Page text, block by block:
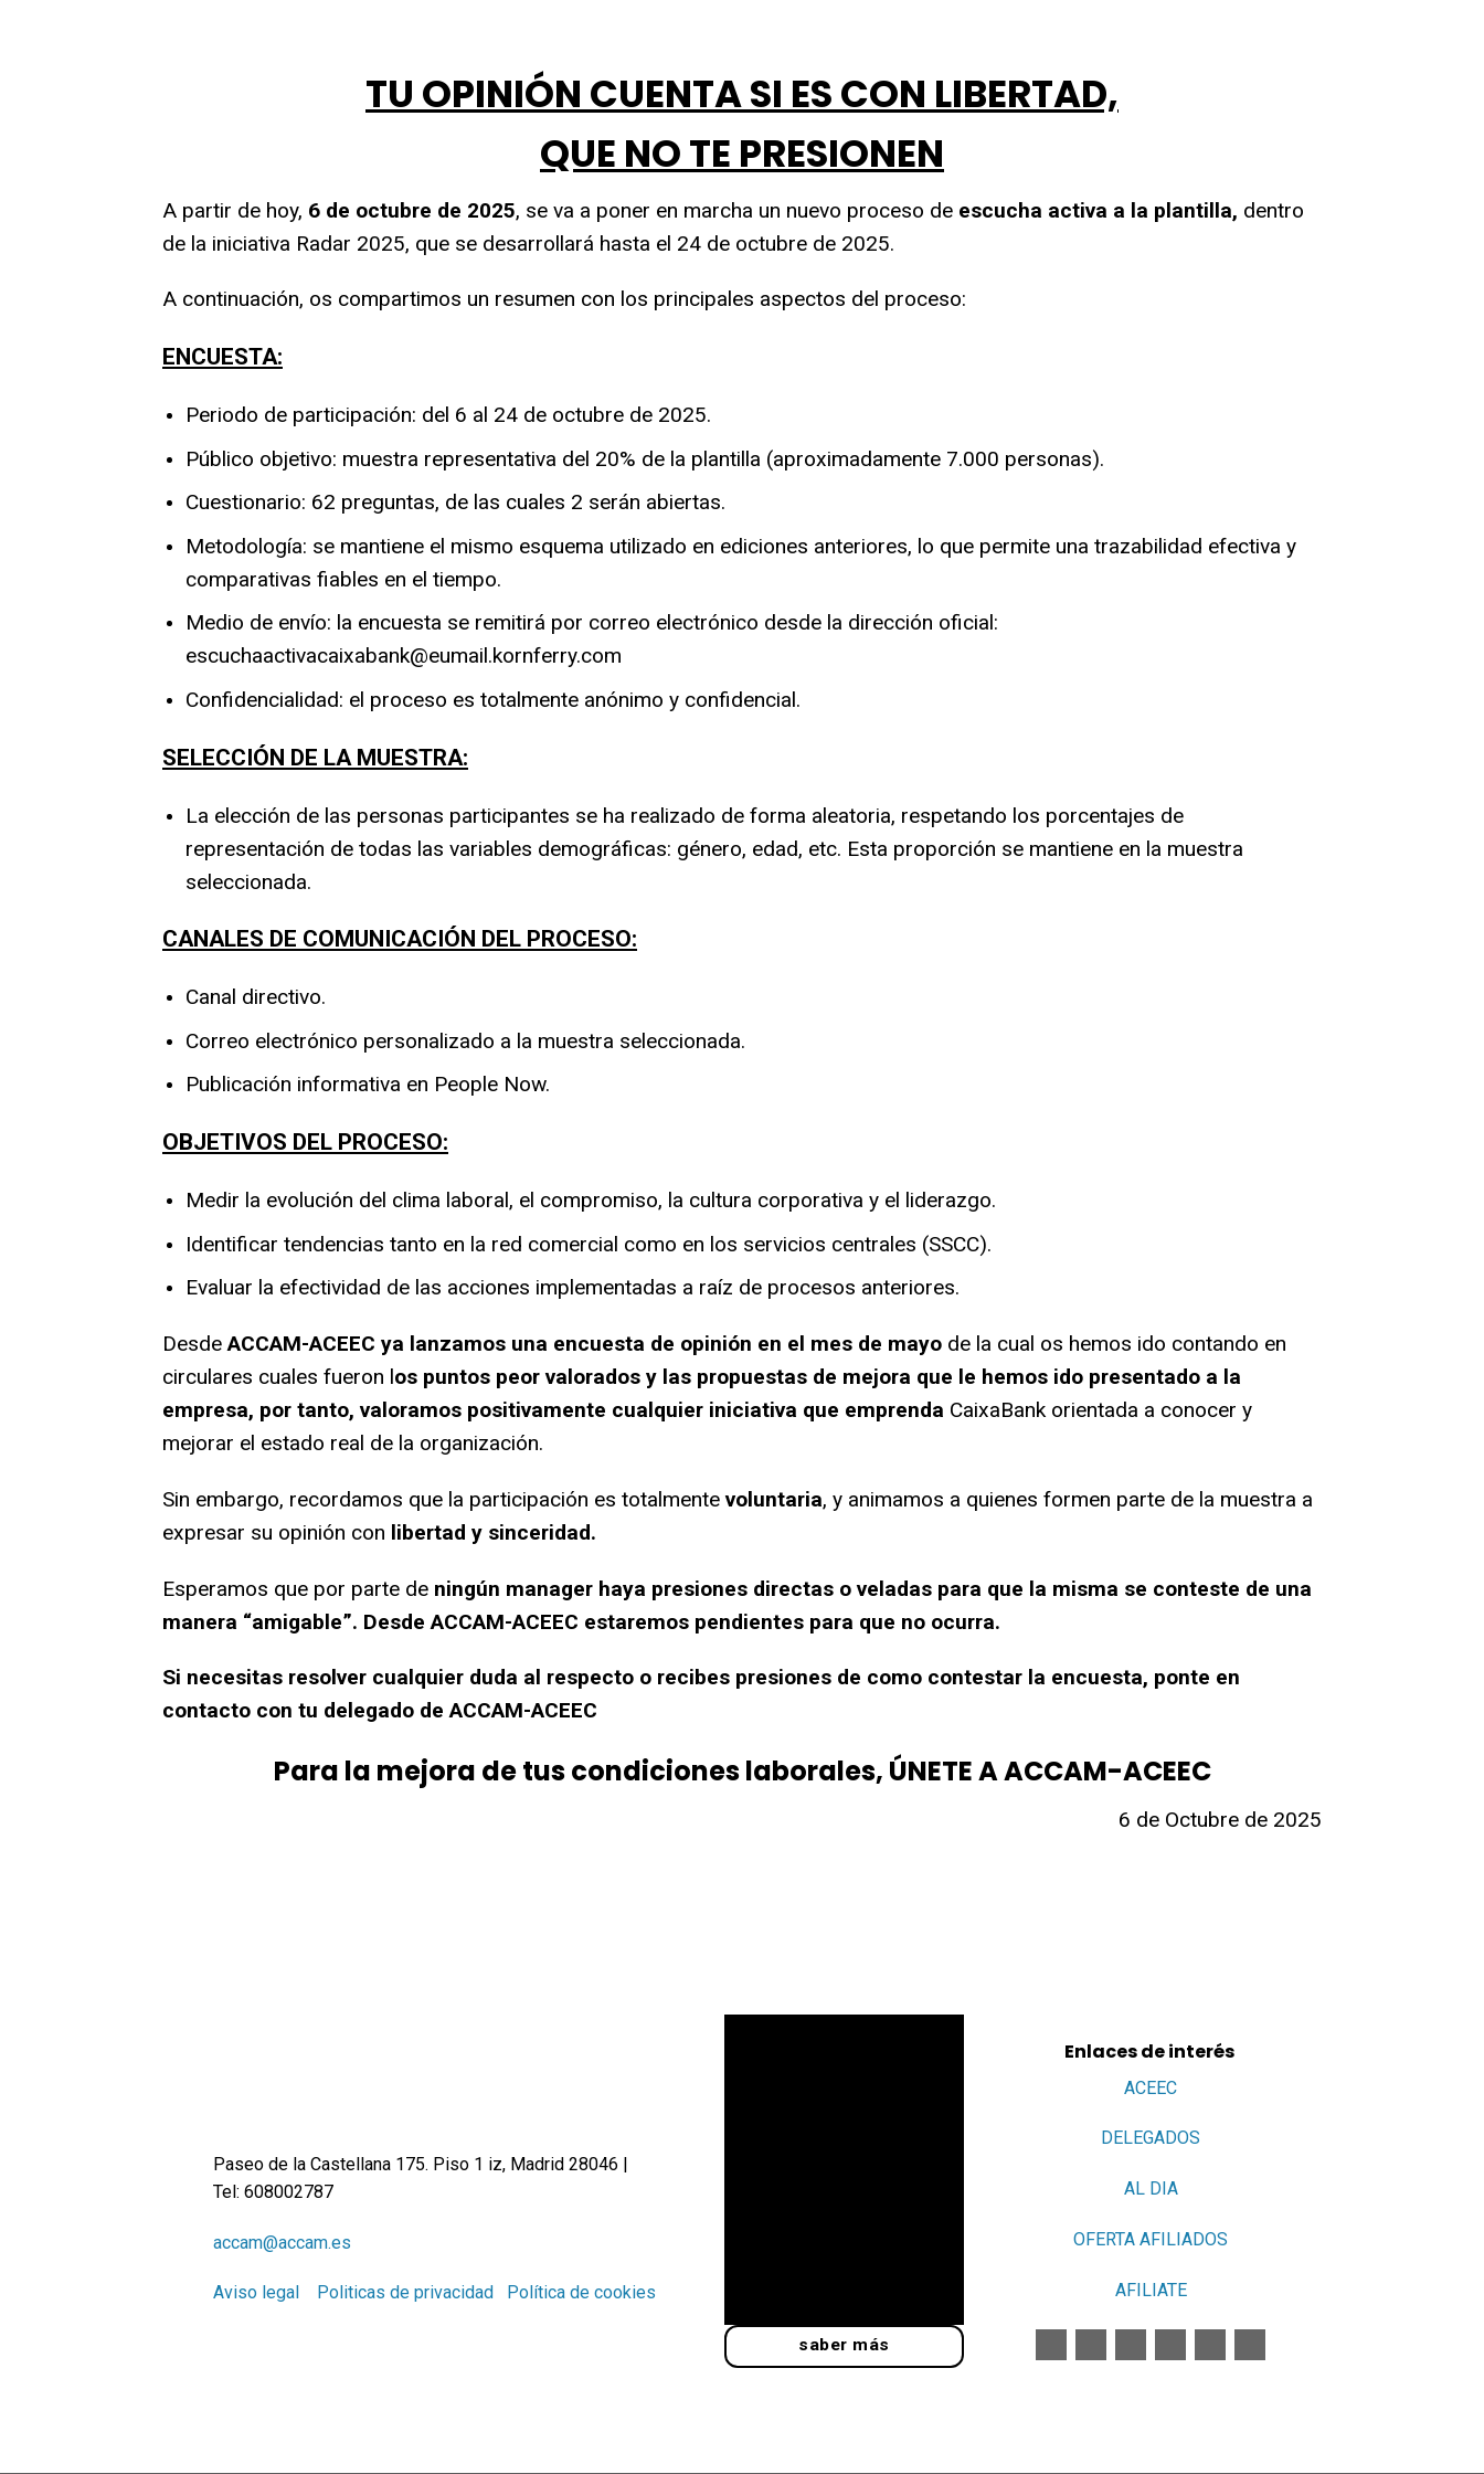
TU OPINIÓN CUENTA SI ES CON LIBERTAD,
QUE NO TE PRESIONEN
A partir de hoy, 6 de octubre de 2025, se va a poner en marcha un nuevo proceso de escucha activa a la plantilla, dentro
de la iniciativa Radar 2025, que se desarrollará hasta el 24 de octubre de 2025.
A continuación, os compartimos un resumen con los principales aspectos del proceso:
ENCUESTA:
Periodo de participación: del 6 al 24 de octubre de 2025.
Público objetivo: muestra representativa del 20% de la plantilla (aproximadamente 7.000 personas).
Cuestionario: 62 preguntas, de las cuales 2 serán abiertas.
Metodología: se mantiene el mismo esquema utilizado en ediciones anteriores, lo que permite una trazabilidad efectiva y
comparativas fiables en el tiempo.
Medio de envío: la encuesta se remitirá por correo electrónico desde la dirección oficial:
escuchaactivacaixabank@eumail.kornferry.com
Confidencialidad: el proceso es totalmente anónimo y confidencial.
SELECCIÓN DE LA MUESTRA:
La elección de las personas participantes se ha realizado de forma aleatoria, respetando los porcentajes de
representación de todas las variables demográficas: género, edad, etc. Esta proporción se mantiene en la muestra
seleccionada.
CANALES DE COMUNICACIÓN DEL PROCESO:
Canal directivo.
Correo electrónico personalizado a la muestra seleccionada.
Publicación informativa en People Now.
OBJETIVOS DEL PROCESO:
Medir la evolución del clima laboral, el compromiso, la cultura corporativa y el liderazgo.
Identificar tendencias tanto en la red comercial como en los servicios centrales (SSCC).
Evaluar la efectividad de las acciones implementadas a raíz de procesos anteriores.
DesdeACCAM-ACEEC ya lanzamos una encuesta de opinión en el mes de mayo de la cual os hemos ido contando en
circulares cuales fueron los puntos peor valorados y las propuestas de mejora que le hemos ido presentado a la
empresa, por tanto, valoramos positivamente cualquier iniciativa que emprenda CaixaBank orientada a conocer y
mejorar el estado real de la organización.
Sin embargo, recordamos que la participación es totalmentevoluntaria, y animamos a quienes formen parte de la muestra a
expresar su opinión con libertad y sinceridad.
Esperamos que por parte de ningún manager haya presiones directas o veladas para que la misma se conteste de una
manera “amigable”. Desde ACCAM-ACEEC estaremos pendientes para que no ocurra.
Si necesitas resolver cualquier duda al respecto o recibes presiones de como contestar la encuesta, ponte en
contacto con tu delegado de ACCAM-ACEEC
Para la mejora de tus condiciones laborales, ÚNETE A ACCAM-ACEEC
6 de Octubre de 2025
Paseo de la Castellana 175. Piso 1 iz, Madrid 28046 |
Tel: 608002787
accam@accam.es
Aviso legal Politicas de privacidad Política de cookies
saber más
Enlaces de interés
ACEEC
DELEGADOS
AL DIA
OFERTA AFILIADOS
AFILIATE